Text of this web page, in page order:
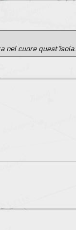
nel cuore quest'isola.